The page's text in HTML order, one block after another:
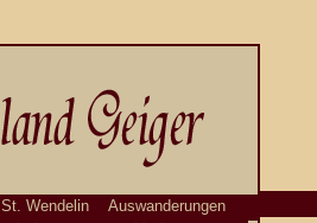
St. Wendelin
Auswanderungen